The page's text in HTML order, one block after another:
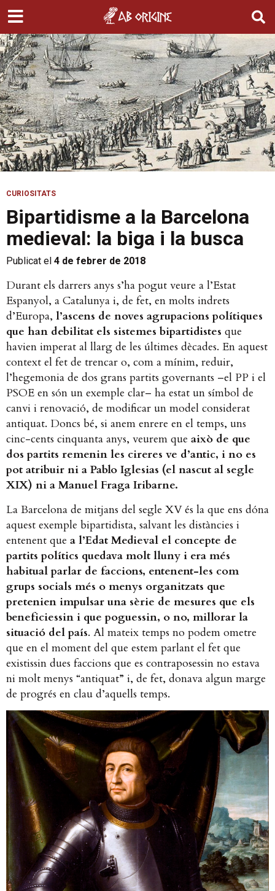
CURIOSITATS
Bipartidisme a la Barcelona
medieval: la biga i la busca
Publicat el 4 de febrer de 2018
Durant els darrers anys s’ha pogut veure a l’Estat
Espanyol, a Catalunya i, de fet, en molts indrets
d’Europa, l’ascens de noves agrupacions polítiques
que han debilitat els sistemes bipartidistes que
havien imperat al llarg de les últimes dècades. En aquest
context el fet de trencar o, com a mínim, reduir,
l’hegemonia de dos grans partits governants –el PP i el
PSOE en són un exemple clar– ha estat un símbol de
canvi i renovació, de modificar un model considerat
antiquat. Doncs bé, si anem enrere en el temps, uns
cinc-cents cinquanta anys, veurem que això de que
dos partits remenin les cireres ve d’antic, i no es
pot atribuir ni a Pablo Iglesias (el nascut al segle
XIX) ni a Manuel Fraga Iribarne.
La Barcelona de mitjans del segle XV és la que ens dóna
aquest exemple bipartidista, salvant les distàncies i
entenent que a l’Edat Medieval el concepte de
partits polítics quedava molt lluny i era més
habitual parlar de faccions, entenent-les com
grups socials més o menys organitzats que
pretenien impulsar una sèrie de mesures que els
beneficiessin i que poguessin, o no, millorar la
situació del país. Al mateix temps no podem ometre
que en el moment del que estem parlant el fet que
existissin dues faccions que es contraposessin no estava
ni molt menys “antiquat” i, de fet, donava algun marge
de progrés en clau d’aquells temps.